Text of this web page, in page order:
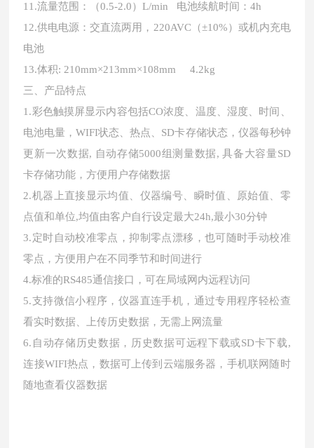
11.流量范围：（0.5-2.0）L/min 电池续航时间：4h
12.供电电源：交直流两用，220AVC（±10%）或机内充电
电池
13.体积: 210mm×213mm×108mm 4.2kg
三、 产品特点
1.彩色触摸屏显示内容包括CO浓度、温度、湿度、时间、
电池电量，WIFI状态、热点、SD卡存储状态，仪器每秒钟
更新一次数据, 自动存储5000组测量数据, 具备大容量SD
卡存储功能，方便用户存储数据
2.机器上直接显示均值、仪器编号、瞬时值、原始值、零
点值和单位,均值由客户自行设定最大24h,最小30分钟
3.定时自动校准零点，抑制零点漂移，也可随时手动校准
零点，方便用户在不同季节和时间进行
4.标准的RS485通信接口，可在局域网内远程访问
5.支持微信小程序，仪器直连手机，通过专用程序轻松查
看实时数据、上传历史数据，无需上网流量
6.自动存储历史数据，历史数据可远程下载或SD卡下载,
连接WIFI热点，数据可上传到云端服务器，手机联网随时
随地查看仪器数据